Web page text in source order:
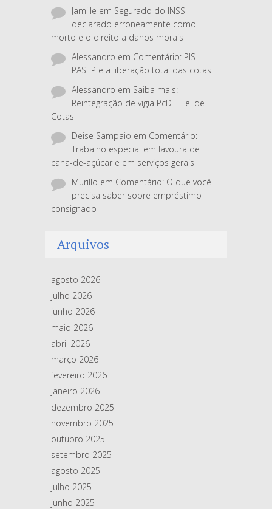
Jamille em Segurado do INSS
declarado erroneamente como
morto e o direito a danos morais
Alessandro em Comentário: PIS-
PASEP e a liberação total das cotas
Alessandro em Saiba mais:
Reintegração de vigia PcD – Lei de
Cotas
Deise Sampaio em Comentário:
Trabalho especial em lavoura de
cana-de-açúcar e em serviços gerais
Murillo em Comentário: O que você
precisa saber sobre empréstimo
consignado
Arquivos
agosto 2026
julho 2026
junho 2026
maio 2026
abril 2026
março 2026
fevereiro 2026
janeiro 2026
dezembro 2025
novembro 2025
outubro 2025
setembro 2025
agosto 2025
julho 2025
junho 2025